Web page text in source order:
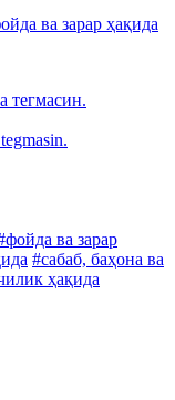
ва зарар ҳақида
тегмасин.
ва зарар
#сабаб, баҳона ва
ҳақида